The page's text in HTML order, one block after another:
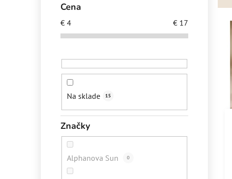
Cena
€ 4 € 17
Na sklade 15
Značky
Alphanova Sun 0